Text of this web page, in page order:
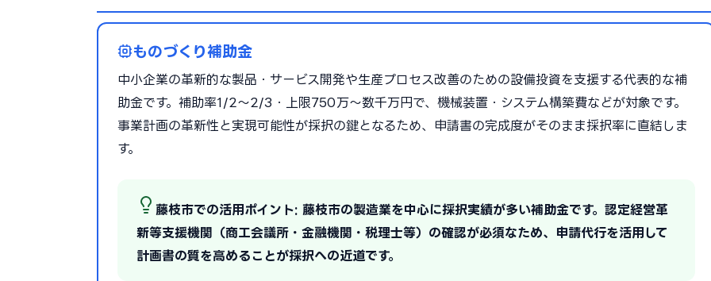
ものづくり補助金
中小企業の革新的な製品・サービス開発や生産プロセス改善のための設備投資を支援する代表的な補
助金です。補助率1/2〜2/3・上限750万〜数千万円で、機械装置・システム構築費などが対象です。
事業計画の革新性と実現可能性が採択の鍵となるため、申請書の完成度がそのまま採択率に直結しま
す。
藤枝市での活用ポイント: 藤枝市の製造業を中心に採択実績が多い補助金です。認定経営革
新等支援機関（商工会議所・金融機関・税理士等）の確認が必須なため、申請代行を活用して
計画書の質を高めることが採択への近道です。